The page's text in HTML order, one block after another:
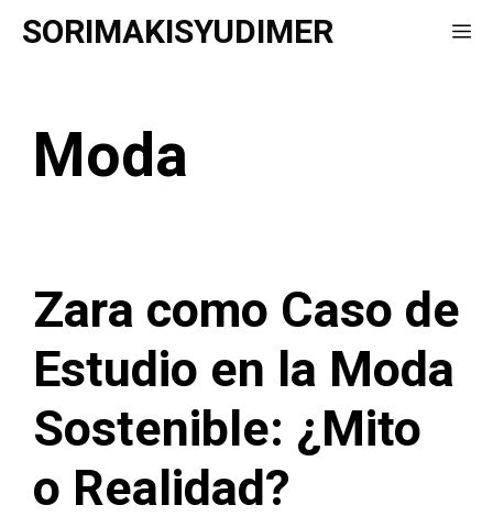
Saltar
SORIMAKISYUDIMER
Moda
Zara como Caso de
Estudio en la Moda
Sostenible: ¿Mito
o Realidad?